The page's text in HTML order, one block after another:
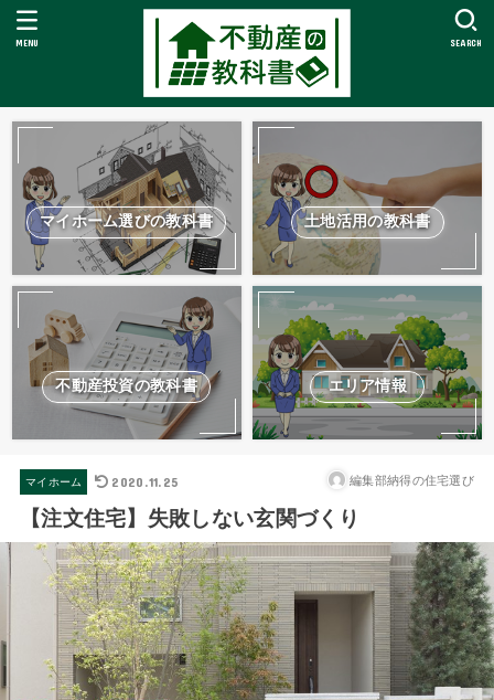
SEARCH
MENU
マイホーム選びの教科書 土地活用の教科書
不動産投資の教科書 エリア情報
マイホーム 2020.11.25 編集部納得の住宅選び
【注文住宅】失敗しない玄関づくり